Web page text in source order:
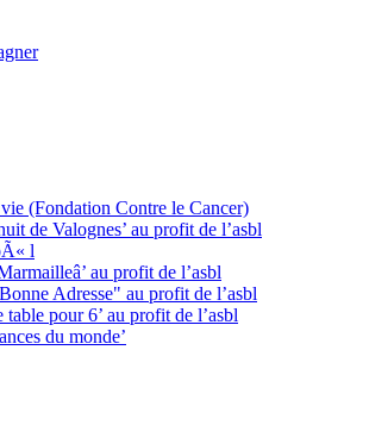
(Fondation Contre le Cancer)
de Valognes’ au profit de l’asbl
l
au profit de l’asbl
Adresse" au profit de l’asbl
table pour 6’ au profit de l’asbl
du monde’